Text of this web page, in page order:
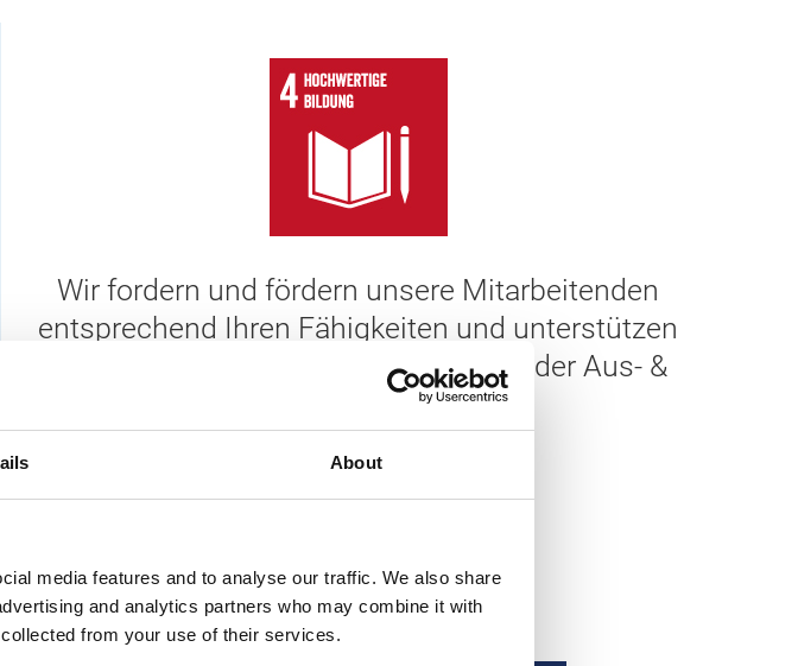
About
media features and to analyse our traffic. We also share
and analytics partners who may combine it with
from your use of their services.
Wir fordern und fördern unsere Mitarbeitenden
entsprechend Ihren Fähigkeiten und unterstützen
lebenslanges Lernen in allen Formen der Aus- &
Weiterbildung.